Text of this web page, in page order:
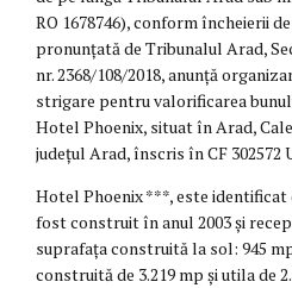
RO 1678746), conform încheierii
pronunțată de Tribunalul Arad,
nr. 2368/108/2018, anunță
strigare pentru valorificarea
Hotel Phoenix, situat în Arad,
județul Arad, înscris în CF 302572
Hotel Phoenix ***, este identificat
fost construit în anul 2003 și
suprafața construită la sol: 945
construită de 3.219 mp și utila de